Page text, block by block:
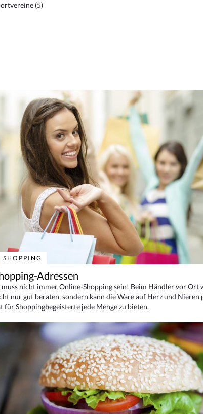
(5)
SHOPPING
Adressen
muss nicht immer Online-Shopping sein! Beim Händler vor Ort
nur gut beraten, sondern kann die Ware auf Herz und Nieren
für Shoppingbegeisterte jede Menge zu bieten.